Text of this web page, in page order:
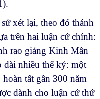
xét lại, theo đó thánh
trên hai luận cứ chính:
rao giảng Kinh Mân
dài nhiều thế kỷ: một
tất gần 300 năm
dành cho luận cứ thứ